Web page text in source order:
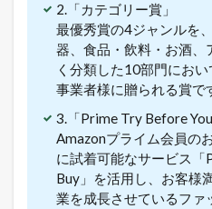
シ
ョ
ッ
プ
を
出
で
き
る
方
法
2.「カテゴリー賞」
最優秀賞の4ジャンルを
器、食品・飲料・お酒、
く分類した10部門にお
事業者様に贈られる賞で
3.「Prime Try Before You
Amazonプライム会員の
に試着可能なサービス
Buy」を活用し、お客様
業を成長させているファ